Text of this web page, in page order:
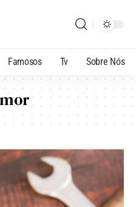
Famosos Tv Sobre Nós